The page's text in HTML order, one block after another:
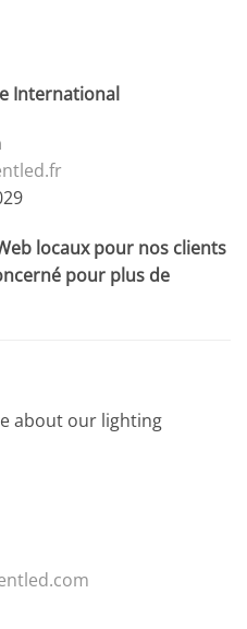
International
locaux pour nos clients
pour plus de
about our lighting